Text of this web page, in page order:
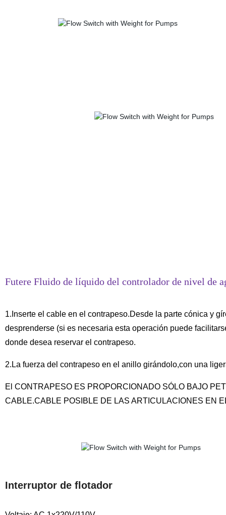
Futere Fluido de líquido del controlador de nivel de
1.Inserte el cable en el contrapeso.Desde la parte cónica y
desprenderse (si es necesaria esta operación puede
donde desea reservar el contrapeso.
2.La fuerza del contrapeso en el anillo girándolo,con una
El CONTRAPESO ES PROPORCIONADO SÓLO BAJO
CABLE.CABLE POSIBLE DE LAS ARTICULACIONES EN
Interruptor de flotador